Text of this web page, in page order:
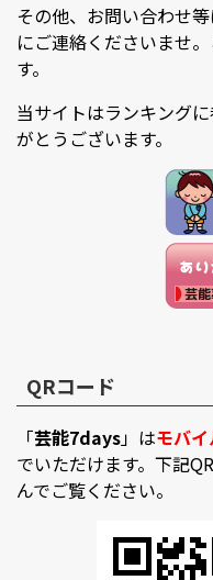
その他、お問い合わせ等
にご連絡くださいませ
す。
当サイトはランキング
がとうございます。
QRコード
「芸能7days」はモバ
でいただけます。下記
んでご覧ください。